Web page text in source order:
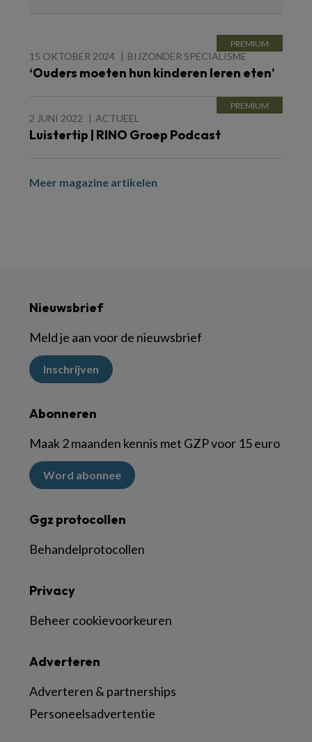
15 OKTOBER 2024 BIJZONDER SPECIALISME
‘Ouders moeten hun kinderen leren eten’
2 JUNI 2022 ACTUEEL
Luistertip | RINO Groep Podcast
Meer magazine artikelen
Nieuwsbrief
Meld je aan voor de nieuwsbrief
Inschrijven
Abonneren
Maak 2 maanden kennis met GZP voor 15 euro
Word abonnee
Ggz protocollen
Behandelprotocollen
Adverteren
Adverteren & partnerships
Personeelsadvertentie
Privacy
Beheer cookievoorkeuren